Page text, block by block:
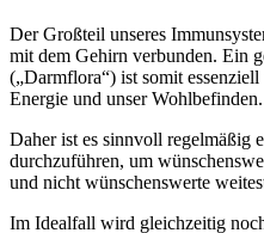
Der Großteil unseres
mit dem Gehirn verbunden. Ein
(„Darmflora“) ist somit
Energie und unser Wohlbefinden.
Daher ist es sinnvoll regelmäßig
durchzuführen, um
und nicht wünschenswerte
Im Idealfall wird gleichzeitig